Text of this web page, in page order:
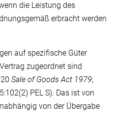
die Leistung des
erbracht werden
auf spezifische Güter
zugeordnet sind
20Sale of Goods Act 1979;
PEL S). Das ist von
von der Übergabe